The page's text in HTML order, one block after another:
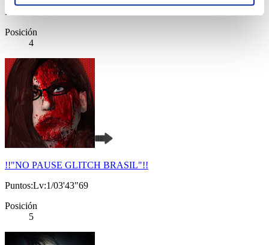
Puntos:Lv:1/03'41"22
Posición
4
!!"NO PAUSE GLITCH BRASIL"!!
Puntos:Lv:1/03'43"69
Posición
5